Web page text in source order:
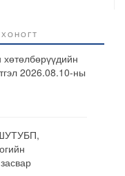
2026.08.10-ны